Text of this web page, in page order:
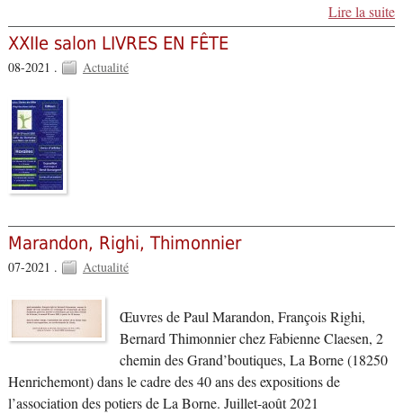
Lire la suite
XXIIe salon LIVRES EN FÊTE
08-2021 . Actualité
Marandon, Righi, Thimonnier
07-2021 . Actualité
Œuvres de Paul Marandon, François Righi,
Bernard Thimonnier chez Fabienne Claesen, 2
chemin des Grand’boutiques, La Borne (18250
Henrichemont) dans le cadre des 40 ans des expositions de
l’association des potiers de La Borne. Juillet-août 2021